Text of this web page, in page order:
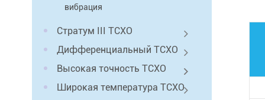
вибрация
Стратум III TCXO
Дифференциальный TCXO
Высокая точность TCXO
Широкая температура TCXO